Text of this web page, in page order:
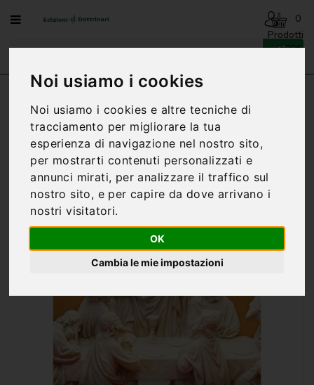
Noi usiamo i cookies
Noi usiamo i cookies e altre tecniche di
tracciamento per migliorare la tua
esperienza di navigazione nel nostro sito,
per mostrarti contenuti personalizzati e
annunci mirati, per analizzare il traffico sul
nostro sito, e per capire da dove arrivano i
nostri visitatori.
OK
Cambia le mie impostazioni
Menu
NATALE
BENEDIZIONI
DELLA
FAMIGLIA
BIOGRAFIA
CARTONCINI
PREGHIERE
CATECHISMI
0
Prodotti
- 0,00€